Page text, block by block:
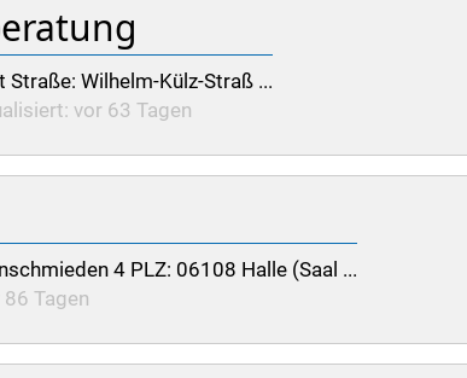
Wilhelm-Külz-Straß ...
vor 63 Tagen
4 PLZ: 06108 Halle (Saal ...
Tagen